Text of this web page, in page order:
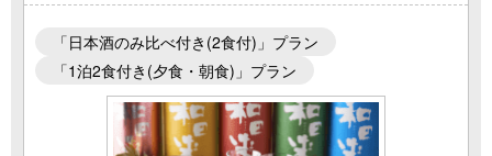
「日本酒のみ比べ付き(2食付)」プラン
「1泊2食付き(夕食・朝食)」プラン